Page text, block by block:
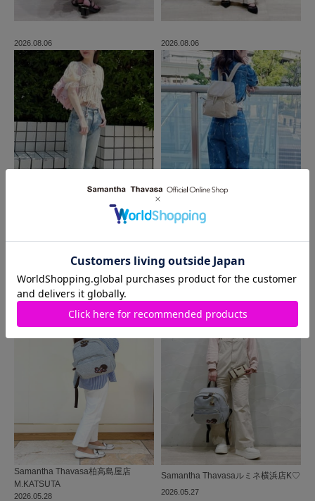
2026.08.06 2026.08.06
MORE
同じ商品を使った
2026.05.28
Samantha Thavasa柏高島屋店
M.KATSUTA
2026.05.27
Samantha Thavasa ルミネ横浜店K♡